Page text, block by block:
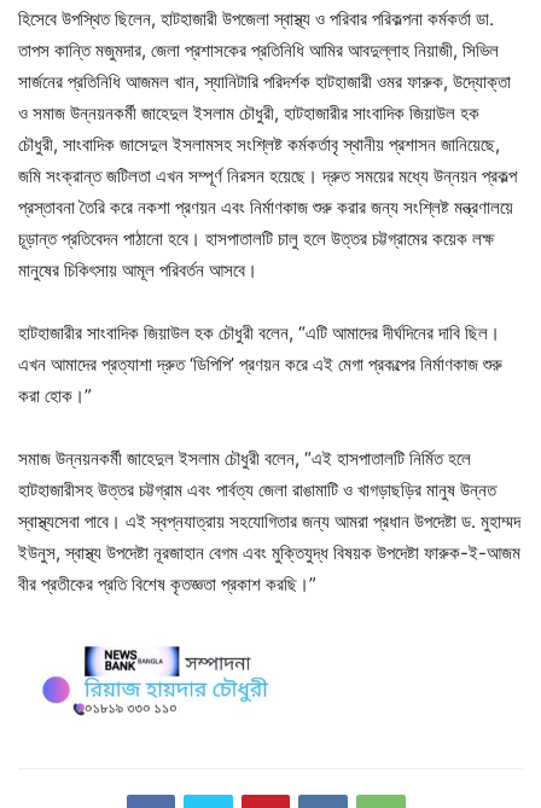
হিসেবে উপস্থিত ছিলেন, হাটহাজারী উপজেলা স্বাস্থ্য ও পরিবার পরিকল্পনা কর্মকর্তা ডা.
তাপস কান্তি মজুমদার, জেলা প্রশাসকের প্রতিনিধি আমির আবদুল্লাহ নিয়াজী, সিভিল
সার্জনের প্রতিনিধি আজমল খান, স্যানিটারি পরিদর্শক হাটহাজারী ওমর ফারুক, উদ্যোক্তা
ও সমাজ উন্নয়নকর্মী জাহেদুল ইসলাম চৌধুরী, হাটহাজারীর সাংবাদিক জিয়াউল হক
চৌধুরী, সাংবাদিক জাসেদুল ইসলামসহ সংশ্লিষ্ট কর্মকর্তাবৃ স্থানীয় প্রশাসন জানিয়েছে,
জমি সংক্রান্ত জটিলতা এখন সম্পূর্ণ নিরসন হয়েছে। দ্রুত সময়ের মধ্যে উন্নয়ন প্রকল্প
প্রস্তাবনা তৈরি করে নকশা প্রণয়ন এবং নির্মাণকাজ শুরু করার জন্য সংশ্লিষ্ট মন্ত্রণালয়ে
চূড়ান্ত প্রতিবেদন পাঠানো হবে। হাসপাতালটি চালু হলে উত্তর চট্টগ্রামের কয়েক লক্ষ
মানুষের চিকিৎসায় আমূল পরিবর্তন আসবে।
হাটহাজারীর সাংবাদিক জিয়াউল হক চৌধুরী বলেন, “এটি আমাদের দীর্ঘদিনের দাবি ছিল।
এখন আমাদের প্রত্যাশা দ্রুত ‘ডিপিপি’ প্রণয়ন করে এই মেগা প্রকল্পের নির্মাণকাজ শুরু
করা হোক।”
সমাজ উন্নয়নকর্মী জাহেদুল ইসলাম চৌধুরী বলেন, “এই হাসপাতালটি নির্মিত হলে
হাটহাজারীসহ উত্তর চট্টগ্রাম এবং পার্বত্য জেলা রাঙামাটি ও খাগড়াছড়ির মানুষ উন্নত
স্বাস্থ্যসেবা পাবে। এই স্বপ্নযাত্রায় সহযোগিতার জন্য আমরা প্রধান উপদেষ্টা ড. মুহাম্মদ
ইউনুস, স্বাস্থ্য উপদেষ্টা নূরজাহান বেগম এবং মুক্তিযুদ্ধ বিষয়ক উপদেষ্টা ফারুক-ই-আজম
বীর প্রতীকের প্রতি বিশেষ কৃতজ্ঞতা প্রকাশ করছি।”